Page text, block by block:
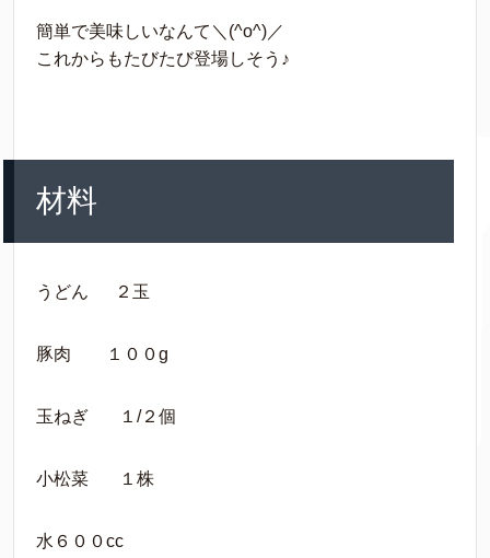
簡単で美味しいなんて＼(^o^)／
これからもたびたび登場しそう♪
材料
うどん ２玉
豚肉 １００g
玉ねぎ １/２個
小松菜 １株
水６００cc